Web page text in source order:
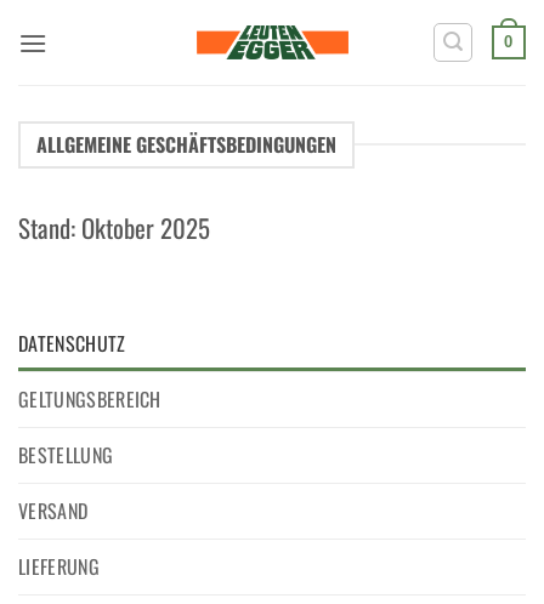
Inhalt
0
ALLGEMEINE GESCHÄFTSBEDINGUNGEN
Stand: Oktober 2025
DATENSCHUTZ
GELTUNGSBEREICH
BESTELLUNG
VERSAND
LIEFERUNG